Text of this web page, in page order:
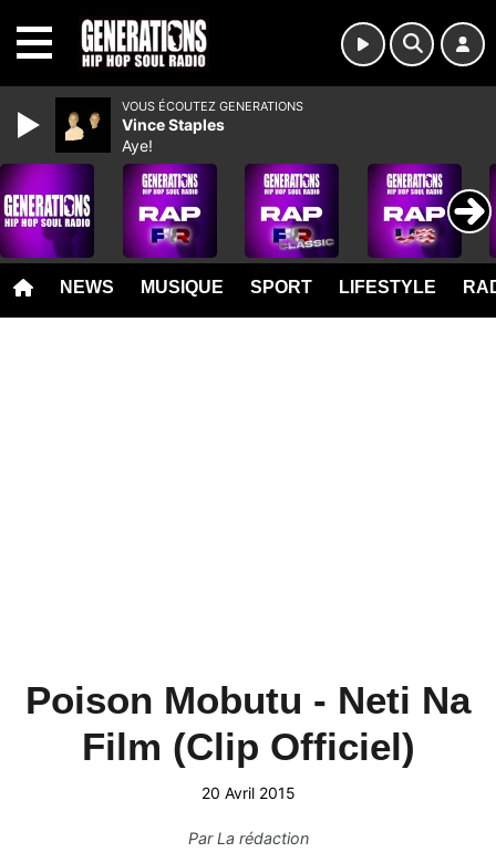
NEWS MUSIQUE SPORT LIFESTYLE
Poison Mobutu - Neti Na
Film (Clip Officiel)
20 Avril 2015
ParLa rédaction
VOUS ÉCOUTEZ GENERATIONS
Vince Staples
Aye!